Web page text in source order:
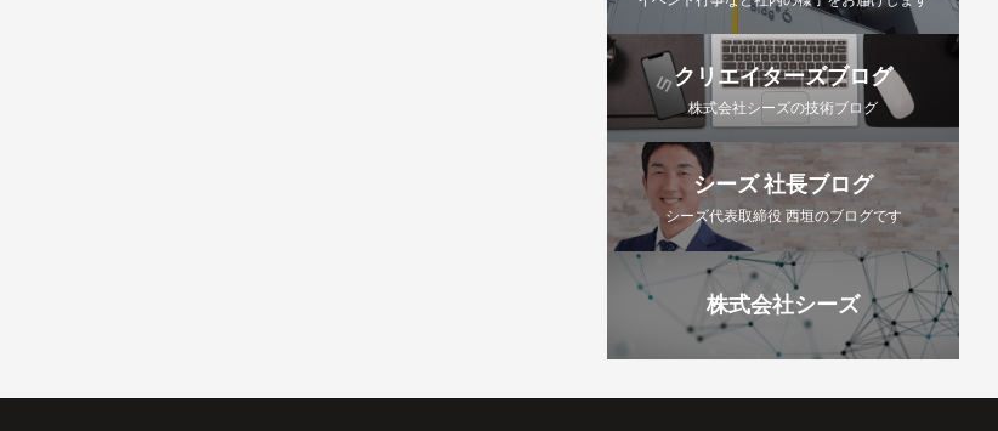
クリエイターズブログ
株式会社シーズの技術ブログ
シーズ 社長ブログ
シーズ代表取締役 西垣のブログです
株式会社シーズ